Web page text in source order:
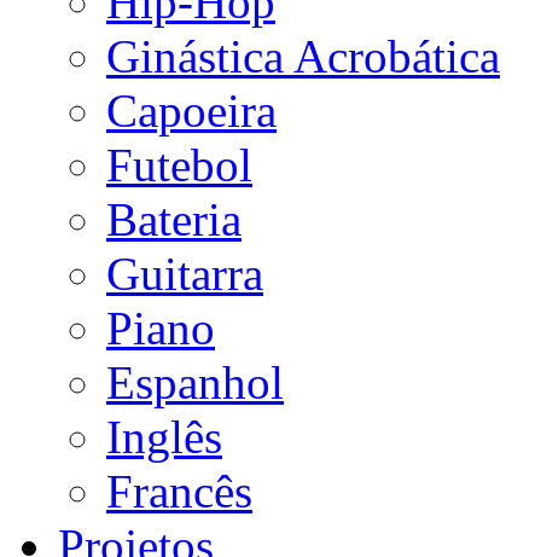
Ginástica Acrobática
Capoeira
Futebol
Bateria
Guitarra
Piano
Espanhol
Inglês
Francês
Projetos